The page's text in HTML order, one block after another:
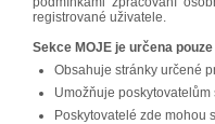
registrované uživatele.
Sekce MOJE je určena
Obsahuje stránky určené
Umožňuje
Poskytovatelé zde mohou